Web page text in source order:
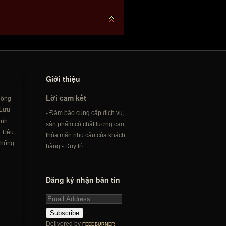
Lưu
Tiêu
Giới thiệu
Lời cam kết
- Đảm bảo cung cấp dịch vụ,
sản phẩm có chất lượng cao,
thỏa mãn nhu cầu của khách
hàng - Duy trì...
Đăng ký nhận bản tin
Subscribe
Delivered by FEEDBURNER